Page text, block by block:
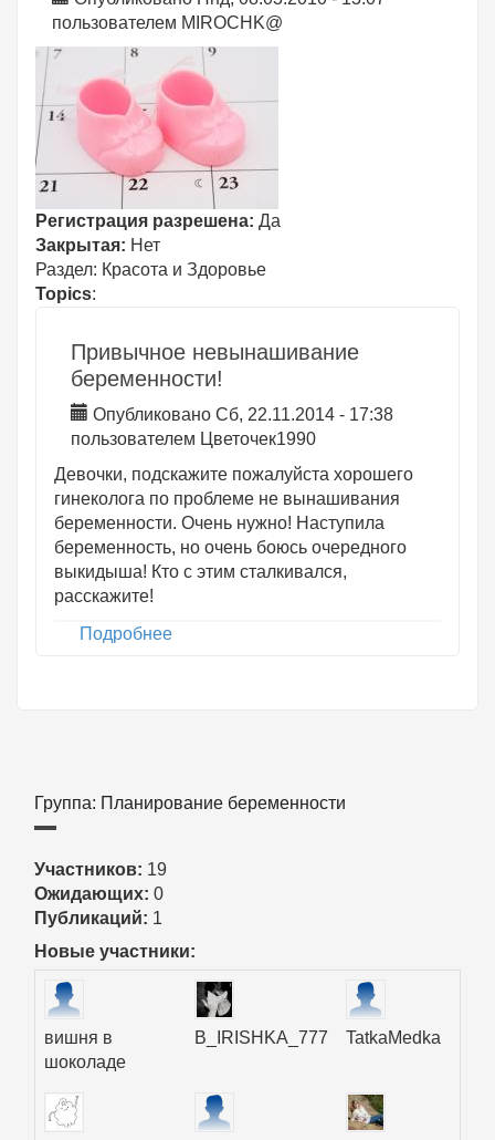
пользователем MIROCHK@
Регистрация разрешена: Да
Закрытая: Нет
Раздел: Красота и Здоровье
Topics:
Привычное невынашивание
беременности!
Опубликовано Сб, 22.11.2014 - 17:38
пользователем Цветочек1990
Девочки, подскажите пожалуйста хорошего
гинеколога по проблеме не вынашивания
беременности. Очень нужно! Наступила
беременность, но очень боюсь очередного
выкидыша! Кто с этим сталкивался,
расскажите!
Подробнее
Группа: Планирование беременности
Участников: 19
Ожидающих: 0
Публикаций: 1
Новые участники:
вишня в
шоколаде
B_IRISHKA_777 TatkaMedka